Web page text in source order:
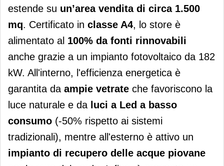
estende su un’area vendita di circa 1.500
mq. Certificato in classe A4, lo store è
alimentato al 100% da fonti rinnovabili
anche grazie a un impianto fotovoltaico da 182
kW. All'interno, l'efficienza energetica è
garantita da ampie vetrate che favoriscono la
luce naturale e da luci a Led a basso
consumo (-50% rispetto ai sistemi
tradizionali), mentre all'esterno è attivo un
impianto di recupero delle acque piovane